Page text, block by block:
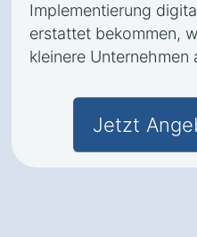
Implementierung
erstattet bekommen,
kleinere Unternehmen
Jetzt